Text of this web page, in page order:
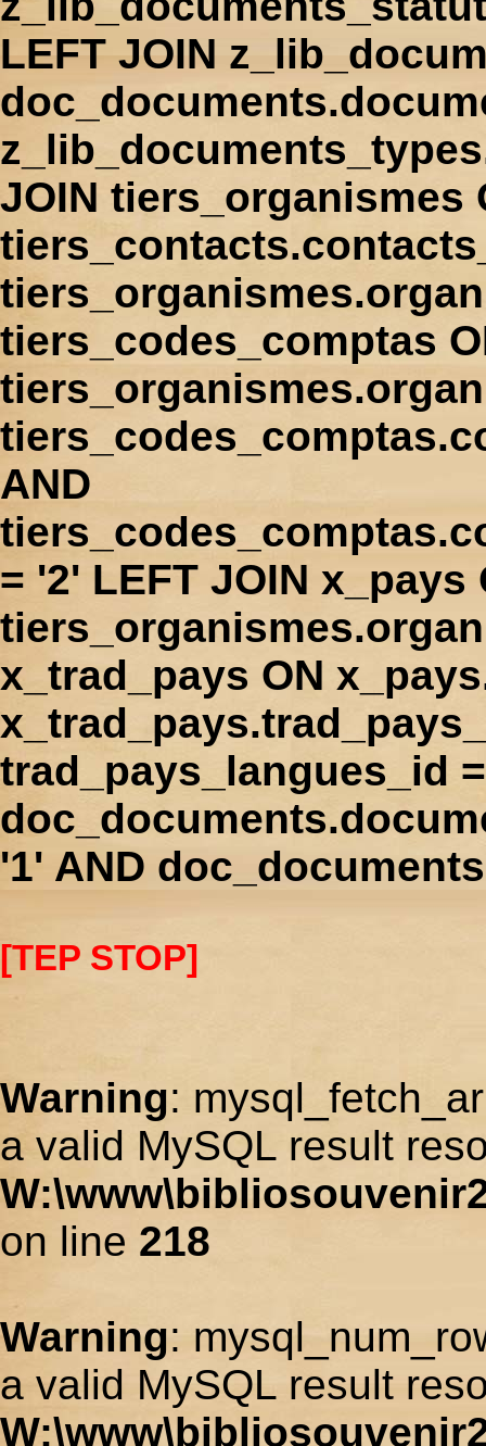
LEFT JOIN
JOIN tiers_organismes
tiers_codes_comptas
AND
= '2' LEFT JOIN
x_trad_pays ON
trad_pays_langues_id
'1' AND
[TEP STOP]
Warning:
a valid MySQL result
on line 218
Warning:
a valid MySQL result